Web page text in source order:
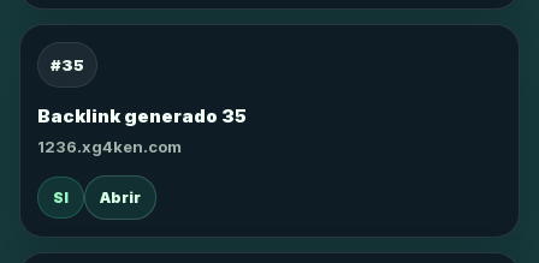
#35
Backlink generado 35
1236.xg4ken.com
SI Abrir